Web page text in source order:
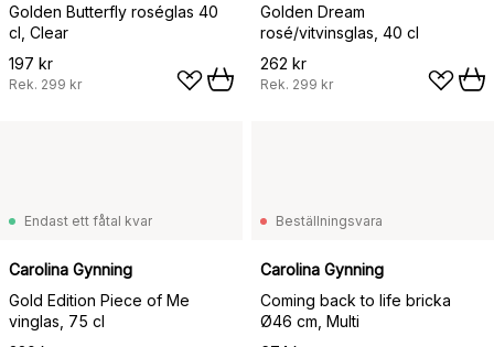
Golden Butterfly roséglas 40
cl, Clear
197 kr
Rek. 299 kr
Golden Dream
rosé/vitvinsglas, 40 cl
262 kr
Rek. 299 kr
Endast ett fåtal kvar
Carolina Gynning
Gold Edition Piece of Me
vinglas, 75 cl
Beställningsvara
Carolina Gynning
Coming back to life bricka
Ø46 cm, Multi